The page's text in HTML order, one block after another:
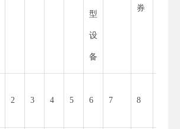
券
型
设
备
2 3 4 5 6 7 8